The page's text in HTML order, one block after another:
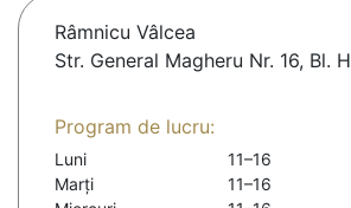
Râmnicu Vâlcea
Str. General Magheru Nr. 16, Bl. H
Program de lucru:
Luni
11–16
Marți
11–16